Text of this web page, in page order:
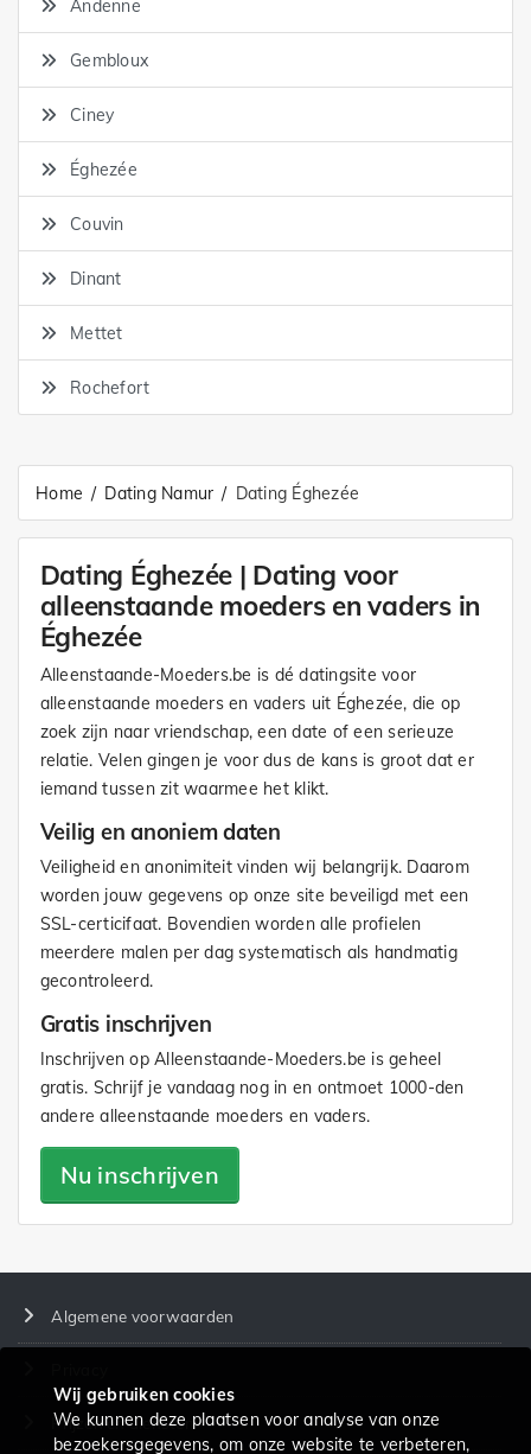
Andenne
Gembloux
Ciney
Éghezée
Couvin
Dinant
Mettet
Rochefort
Home Dating Namur Dating Éghezée
Dating Éghezée | Dating voor
alleenstaande moeders en vaders in
Éghezée
Alleenstaande-Moeders.be is dé datingsite voor
alleenstaande moeders en vaders uit Éghezée, die op
zoek zijn naar vriendschap, een date of een serieuze
relatie. Velen gingen je voor dus de kans is groot dat er
iemand tussen zit waarmee het klikt.
Veilig en anoniem daten
Veiligheid en anonimiteit vinden wij belangrijk. Daarom
worden jouw gegevens op onze site beveiligd met een
SSL-certicifaat. Bovendien worden alle profielen
meerdere malen per dag systematisch als handmatig
gecontroleerd.
Gratis inschrijven
Inschrijven op Alleenstaande-Moeders.be is geheel
gratis. Schrijf je vandaag nog in en ontmoet 1000-den
andere alleenstaande moeders en vaders.
Nu inschrijven
Algemene voorwaarden
Prijzen en diensten
Wij gebruiken cookies
We kunnen deze plaatsen voor analyse van onze
bezoekersgegevens, om onze website te verbeteren,